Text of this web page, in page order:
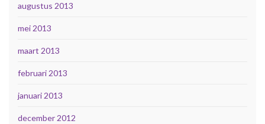
augustus 2013
mei 2013
maart 2013
februari 2013
januari 2013
december 2012